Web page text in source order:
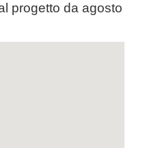
progetto da agosto